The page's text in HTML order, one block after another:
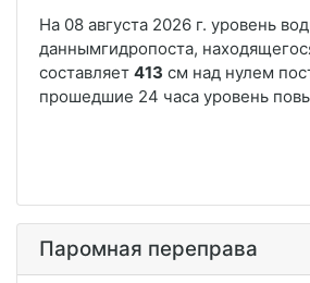
Паромная переправа